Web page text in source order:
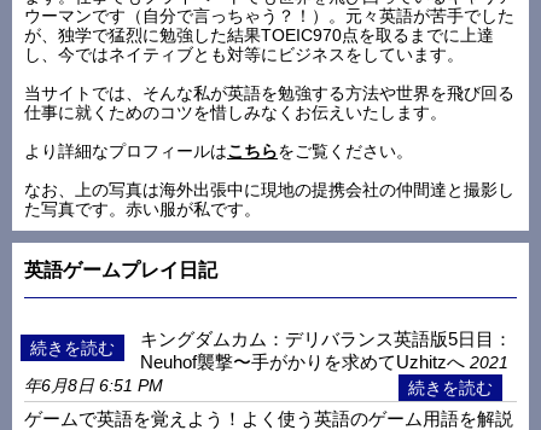
ウーマンです（自分で言っちゃう？！）。元々英語が苦手でした
が、独学で猛烈に勉強した結果TOEIC970点を取るまでに上達
し、今ではネイティブとも対等にビジネスをしています。
当サイトでは、そんな私が英語を勉強する方法や世界を飛び回る
仕事に就くためのコツを惜しみなくお伝えいたします。
より詳細なプロフィールはこちらをご覧ください。
なお、上の写真は海外出張中に現地の提携会社の仲間達と撮影し
た写真です。赤い服が私です。
英語ゲームプレイ日記
キングダムカム：デリバランス英語版5日目：
Neuhof襲撃〜手がかりを求めてUzhitzへ 2021
年6月8日 6:51 PM
ゲームで英語を覚えよう！よく使う英語のゲーム用語を解説